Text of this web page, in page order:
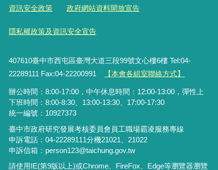
資訊安全政策 政府網站資料開放宣告
隱私權政策及資訊安全宣告
407610臺中市西屯區臺灣大道三段99號文心樓6樓 Tel:04-
22289111 Fax:04-22200991
【本會各組室聯絡方式】
辦公時間：8:00-17:00，中午休息時間：12:00-13:00，彈性上
下班時間：8:00-8:30、13:00-13:30、17:00-17:30
統一編號：10927373
臺中市政府研究發展考核委員會員工職場霸凌服務專線
申訴電話：04-22289111分機21021、21022
申訴信箱：person123@taichung.gov.tw
請使用IE(第9版以上)或Chrome、FireFox、Edge等瀏覽器瀏覽